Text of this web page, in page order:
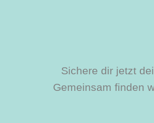
Sichere dir jetzt
Gemeinsam finden